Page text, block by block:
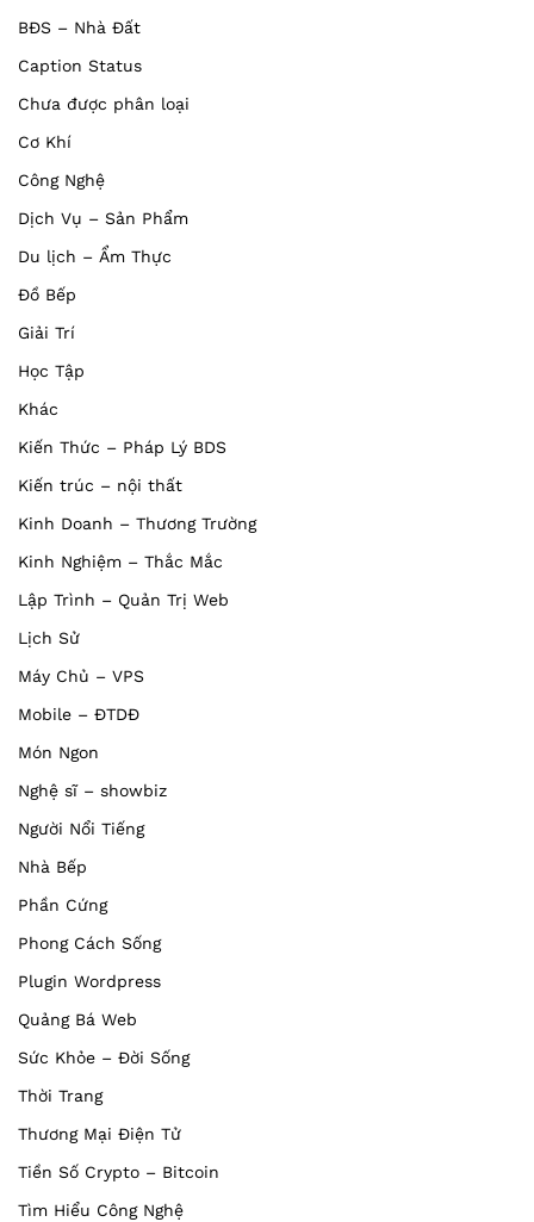
BĐS – Nhà Đất
Caption Status
Chưa được phân loại
Cơ Khí
Công Nghệ
Dịch Vụ – Sản Phẩm
Du lịch – Ẩm Thực
Đồ Bếp
Giải Trí
Học Tập
Khác
Kiến Thức – Pháp Lý BDS
Kiến trúc – nội thất
Kinh Doanh – Thương Trường
Kinh Nghiệm – Thắc Mắc
Lập Trình – Quản Trị Web
Lịch Sử
Máy Chủ – VPS
Mobile – ĐTDĐ
Món Ngon
Nghệ sĩ – showbiz
Người Nổi Tiếng
Nhà Bếp
Phần Cứng
Phong Cách Sống
Plugin Wordpress
Quảng Bá Web
Sức Khỏe – Đời Sống
Thời Trang
Thương Mại Điện Tử
Tiền Số Crypto – Bitcoin
Tìm Hiểu Công Nghệ